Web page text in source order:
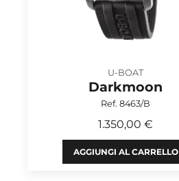
U-BOAT
Darkmoon
Ref. 8463/B
1.350,00 €
AGGIUNGI AL CARRELLO